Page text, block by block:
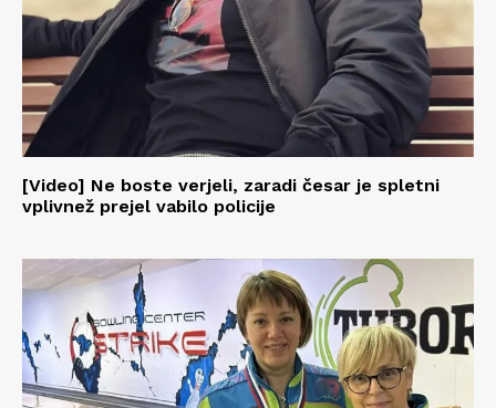
[Video] Ne boste verjeli, zaradi česar je spletni
vplivnež prejel vabilo policije